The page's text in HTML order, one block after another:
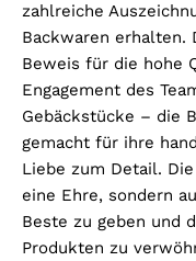
zahlreiche
Backwaren erhalten.
Beweis für die hohe
Engagement des
Gebäckstücke – die
gemacht für ihre
Liebe zum Detail.
eine Ehre, sondern
Beste zu geben und
Produkten zu